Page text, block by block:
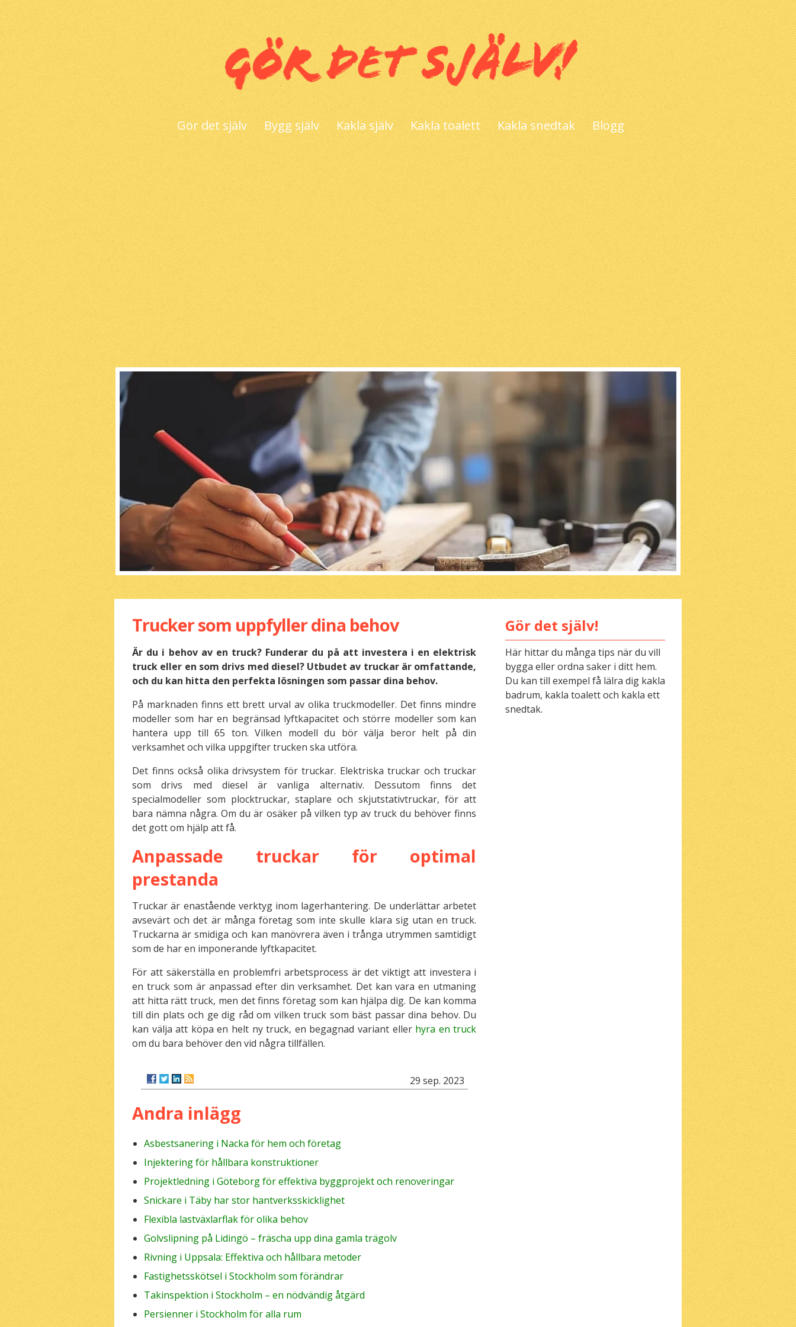
Gör det själv Bygg själv Kakla själv Kakla toalett Kakla snedtak Blogg
Trucker som uppfyller dina behov
Är du i behov av en truck? Funderar du på att investera i en elektrisk
truck eller en som drivs med diesel? Utbudet av truckar är omfattande,
och du kan hitta den perfekta lösningen som passar dina behov.
På marknaden finns ett brett urval av olika truckmodeller. Det finns mindre
modeller som har en begränsad lyftkapacitet och större modeller som kan
hantera upp till 65 ton. Vilken modell du bör välja beror helt på din
verksamhet och vilka uppgifter trucken ska utföra.
Det finns också olika drivsystem för truckar. Elektriska truckar och truckar
som drivs med diesel är vanliga alternativ. Dessutom finns det
specialmodeller som plocktruckar, staplare och skjutstativtruckar, för att
bara nämna några. Om du är osäker på vilken typ av truck du behöver finns
det gott om hjälp att få.
Anpassade truckar för optimal
prestanda
Truckar är enastående verktyg inom lagerhantering. De underlättar arbetet
avsevärt och det är många företag som inte skulle klara sig utan en truck.
Truckarna är smidiga och kan manövrera även i trånga utrymmen samtidigt
som de har en imponerande lyftkapacitet.
För att säkerställa en problemfri arbetsprocess är det viktigt att investera i
en truck som är anpassad efter din verksamhet. Det kan vara en utmaning
att hitta rätt truck, men det finns företag som kan hjälpa dig. De kan komma
till din plats och ge dig råd om vilken truck som bäst passar dina behov. Du
kan välja att köpa en helt ny truck, en begagnad variant eller hyra en truck
om du bara behöver den vid några tillfällen.
29 sep. 2023
Andra inlägg
Asbestsanering i Nacka för hem och företag
Injektering för hållbara konstruktioner
Projektledning i Göteborg för effektiva byggprojekt och renoveringar
Snickare i Täby har stor hantverksskicklighet
Flexibla lastväxlarflak för olika behov
Golvslipning på Lidingö – fräscha upp dina gamla trägolv
Rivning i Uppsala: Effektiva och hållbara metoder
Fastighetsskötsel i Stockholm som förändrar
Takinspektion i Stockholm – en nödvändig åtgärd
Persienner i Stockholm för alla rum
Gör det själv!
Här hittar du många tips när du vill
bygga eller ordna saker i ditt hem.
Du kan till exempel få lälra dig kakla
badrum, kakla toalett och kakla ett
snedtak.